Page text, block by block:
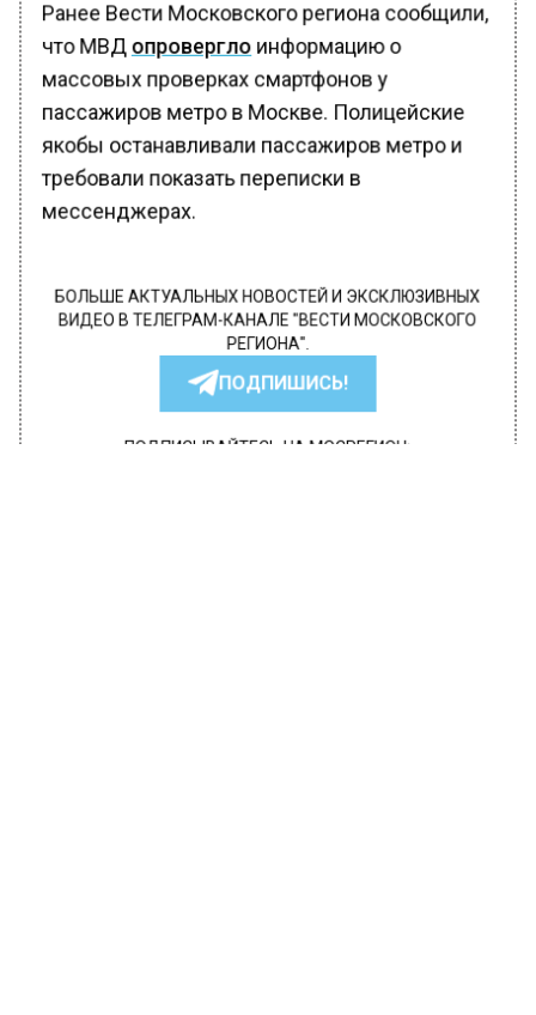
Ранее Вести Московского региона сообщили,
что МВДопровергло информацию о
массовых проверках смартфонов у
пассажиров метро в Москве. Полицейские
якобы останавливали пассажиров метро и
требовали показать переписки в
мессенджерах.
БОЛЬШЕ АКТУАЛЬНЫХ НОВОСТЕЙ И ЭКСКЛЮЗИВНЫХ
ВИДЕО В ТЕЛЕГРАМ-КАНАЛЕ "ВЕСТИ МОСКОВСКОГО
РЕГИОНА".
ПОДПИШИСЬ!